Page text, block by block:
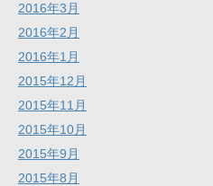
2016年3月
2016年2月
2016年1月
2015年12月
2015年11月
2015年10月
2015年9月
2015年8月